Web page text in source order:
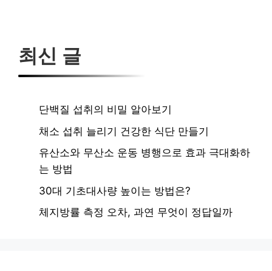
최신 글
단백질 섭취의 비밀 알아보기
채소 섭취 늘리기 건강한 식단 만들기
유산소와 무산소 운동 병행으로 효과 극대화하
는 방법
30대 기초대사량 높이는 방법은?
체지방률 측정 오차, 과연 무엇이 정답일까